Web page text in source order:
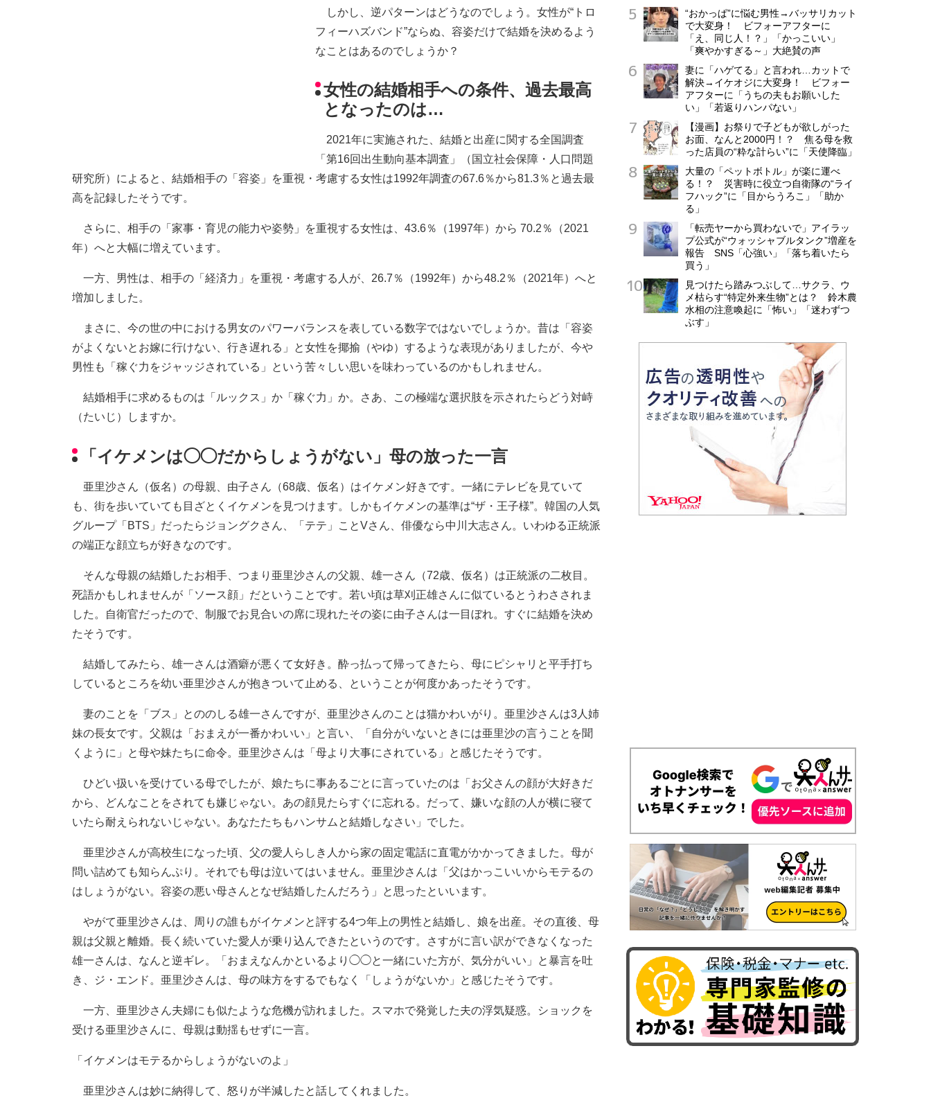
しかし、逆パターンはどうなのでしょう。女性が“トロ
フィーハズバンド”ならぬ、容姿だけで結婚を決めるよう
なことはあるのでしょうか？
女性の結婚相手への条件、過去最高
となったのは…
2021年に実施された、結婚と出産に関する全国調査
「第16回出生動向基本調査」（国立社会保障・人口問題
研究所）によると、結婚相手の「容姿」を重視・考慮する女性は1992年調査の67.6％から81.3％と過去最
高を記録したそうです。
さらに、相手の「家事・育児の能力や姿勢」を重視する女性は、43.6％（1997年）から 70.2％（2021
年）へと大幅に増えています。
一方、男性は、相手の「経済力」を重視・考慮する人が、26.7％（1992年）から48.2％（2021年）へと
増加しました。
まさに、今の世の中における男女のパワーバランスを表している数字ではないでしょうか。昔は「容姿
がよくないとお嫁に行けない、行き遅れる」と女性を揶揄（やゆ）するような表現がありましたが、今や
男性も「稼ぐ力をジャッジされている」という苦々しい思いを味わっているのかもしれません。
結婚相手に求めるものは「ルックス」か「稼ぐ力」か。さあ、この極端な選択肢を示されたらどう対峙
（たいじ）しますか。
「イケメンは◯◯だからしょうがない」母の放った一言
亜里沙さん（仮名）の母親、由子さん（68歳、仮名）はイケメン好きです。一緒にテレビを見ていて
も、街を歩いていても目ざとくイケメンを見つけます。しかもイケメンの基準は“ザ・王子様”。韓国の人気
グループ「BTS」だったらジョングクさん、「テテ」ことVさん、俳優なら中川大志さん。いわゆる正統派
の端正な顔立ちが好きなのです。
そんな母親の結婚したお相手、つまり亜里沙さんの父親、雄一さん（72歳、仮名）は正統派の二枚目。
死語かもしれませんが「ソース顔」だということです。若い頃は草刈正雄さんに似ているとうわさされま
した。自衛官だったので、制服でお見合いの席に現れたその姿に由子さんは一目ぼれ。すぐに結婚を決め
たそうです。
結婚してみたら、雄一さんは酒癖が悪くて女好き。酔っ払って帰ってきたら、母にピシャリと平手打ち
しているところを幼い亜里沙さんが抱きついて止める、ということが何度かあったそうです。
妻のことを「ブス」とののしる雄一さんですが、亜里沙さんのことは猫かわいがり。亜里沙さんは3人姉
妹の長女です。父親は「おまえが一番かわいい」と言い、「自分がいないときには亜里沙の言うことを聞
くように」と母や妹たちに命令。亜里沙さんは「母より大事にされている」と感じたそうです。
ひどい扱いを受けている母でしたが、娘たちに事あるごとに言っていたのは「お父さんの顔が大好きだ
から、どんなことをされても嫌じゃない。あの顔見たらすぐに忘れる。だって、嫌いな顔の人が横に寝て
いたら耐えられないじゃない。あなたたちもハンサムと結婚しなさい」でした。
亜里沙さんが高校生になった頃、父の愛人らしき人から家の固定電話に直電がかかってきました。母が
問い詰めても知らんぷり。それでも母は泣いてはいません。亜里沙さんは「父はかっこいいからモテるの
はしょうがない。容姿の悪い母さんとなぜ結婚したんだろう」と思ったといいます。
やがて亜里沙さんは、周りの誰もがイケメンと評する4つ年上の男性と結婚し、娘を出産。その直後、母
親は父親と離婚。長く続いていた愛人が乗り込んできたというのです。さすがに言い訳ができなくなった
雄一さんは、なんと逆ギレ。「おまえなんかといるより◯◯と一緒にいた方が、気分がいい」と暴言を吐
き、ジ・エンド。亜里沙さんは、母の味方をするでもなく「しょうがないか」と感じたそうです。
一方、亜里沙さん夫婦にも似たような危機が訪れました。スマホで発覚した夫の浮気疑惑。ショックを
受ける亜里沙さんに、母親は動揺もせずに一言。
「イケメンはモテるからしょうがないのよ」
亜里沙さんは妙に納得して、怒りが半減したと話してくれました。
“おかっぱ”に悩む男性→バッサリカット
で大変身！ ビフォーアフターに
「え、同じ人！？」「かっこいい」
「爽やかすぎる～」大絶賛の声
妻に「ハゲてる」と言われ…カットで
解決→イケオジに大変身！ ビフォー
アフターに「うちの夫もお願いした
い」「若返りハンパない」
【漫画】お祭りで子どもが欲しがった
お面、なんと2000円！？ 焦る母を救
った店員の“粋な計らい”に「天使降臨」
大量の「ペットボトル」が楽に運べ
る！？ 災害時に役立つ自衛隊の“ライ
フハック”に「目からうろこ」「助か
る」
「転売ヤーから買わないで」アイラッ
プ公式が“ウォッシャブルタンク”増産を
報告 SNS「心強い」「落ち着いたら
買う」
見つけたら踏みつぶして…サクラ、ウ
メ枯らす“特定外来生物”とは？ 鈴木農
水相の注意喚起に「怖い」「迷わずつ
ぶす」